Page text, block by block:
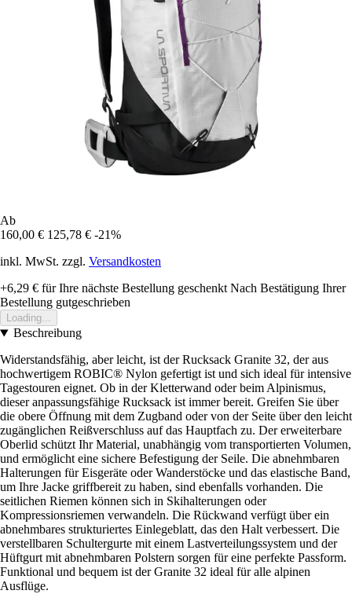
Ab
160,00 € 125,78 € -21%
inkl. MwSt. zzgl. Versandkosten
+6,29 € für Ihre nächste Bestellung geschenkt Nach Bestätigung Ihrer
Bestellung gutgeschrieben
Loading...
Beschreibung
Widerstandsfähig, aber leicht, ist der Rucksack Granite 32, der aus
hochwertigem ROBIC® Nylon gefertigt ist und sich ideal für intensive
Tagestouren eignet. Ob in der Kletterwand oder beim Alpinismus,
dieser anpassungsfähige Rucksack ist immer bereit. Greifen Sie über
die obere Öffnung mit dem Zugband oder von der Seite über den leicht
zugänglichen Reißverschluss auf das Hauptfach zu. Der erweiterbare
Oberlid schützt Ihr Material, unabhängig vom transportierten Volumen,
und ermöglicht eine sichere Befestigung der Seile. Die abnehmbaren
Halterungen für Eisgeräte oder Wanderstöcke und das elastische Band,
um Ihre Jacke griffbereit zu haben, sind ebenfalls vorhanden. Die
seitlichen Riemen können sich in Skihalterungen oder
Kompressionsriemen verwandeln. Die Rückwand verfügt über ein
abnehmbares strukturiertes Einlegeblatt, das den Halt verbessert. Die
verstellbaren Schultergurte mit einem Lastverteilungssystem und der
Hüftgurt mit abnehmbaren Polstern sorgen für eine perfekte Passform.
Funktional und bequem ist der Granite 32 ideal für alle alpinen
Ausflüge.